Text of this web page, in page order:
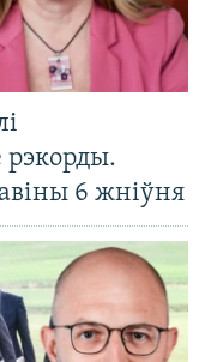
рэкорды.
6 жніўня